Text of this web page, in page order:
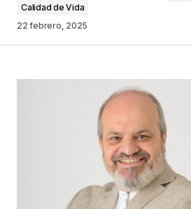
Comentario
*
Guarda mi nombre, correo
este navegador para la
comente.
Calidad de Vida
22 febrero, 2025